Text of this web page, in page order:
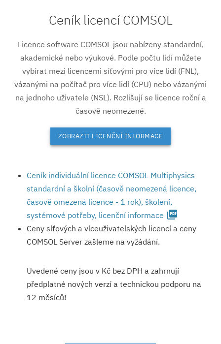
Ceník licencí COMSOL
Licence software COMSOL jsou nabízeny standardní,
akademické nebo výukové. Podle počtu lidí můžete
vybírat mezi licencemi síťovými pro více lidí (FNL),
vázanými na počítač pro více lidí (CPU) nebo vázanými
na jednoho uživatele (NSL). Rozlišují se licence roční a
časově neomezené.
ZOBRAZIT LICENČNÍ INFORMACE
Ceník individuální licence COMSOL Multiphysics
standardní a školní (časově neomezená licence,
časově omezená licence - 1 rok), školení,
systémové potřeby, licenční informace picture_as_pdf
Ceny síťových a víceuživatelských licencí a ceny
COMSOL Server zašleme na vyžádání.
Uvedené ceny jsou v Kč bez DPH a zahrnují
předplatné nových verzí a technickou podporu na
12 měsíců!